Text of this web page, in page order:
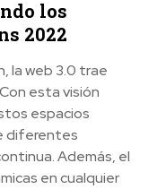
los
2022
la web 3.0 trae
esta visión
espacios
diferentes
Además, el
en cualquier